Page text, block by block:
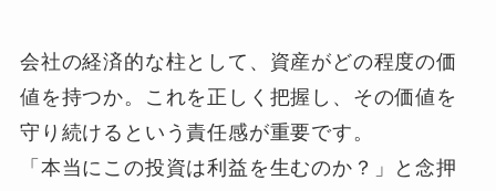
会社の経済的な柱として、資産がどの程度の価
値を持つか。これを正しく把握し、その価値を
守り続けるという責任感が重要です。
「本当にこの投資は利益を生むのか？」と念押